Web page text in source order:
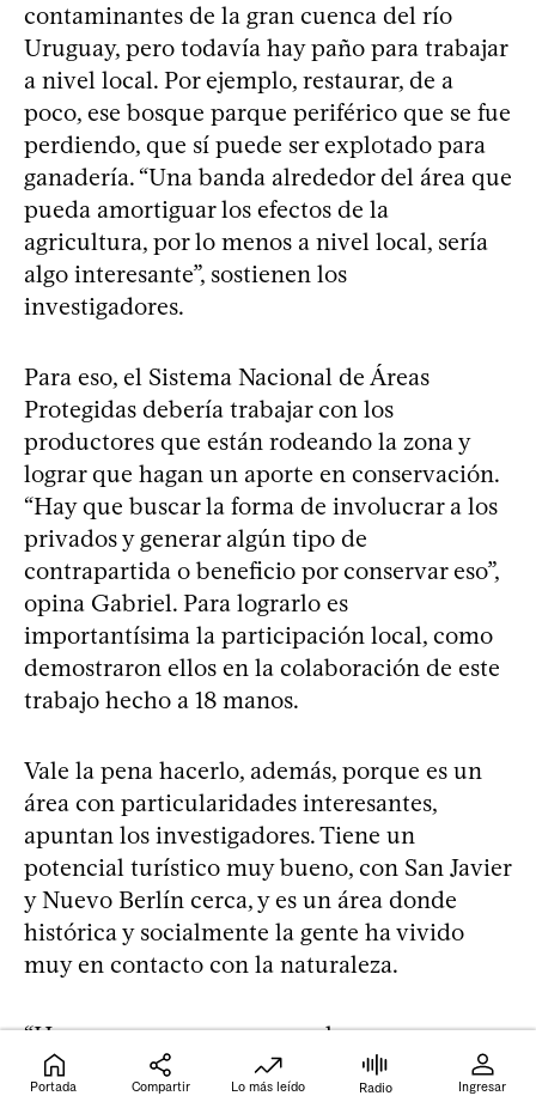
contaminantes de la gran cuenca del río
Uruguay, pero todavía hay paño para trabajar
a nivel local. Por ejemplo, restaurar, de a
poco, ese bosque parque periférico que se fue
perdiendo, que sí puede ser explotado para
ganadería. “Una banda alrededor del área que
pueda amortiguar los efectos de la
agricultura, por lo menos a nivel local, sería
algo interesante”, sostienen los
investigadores.
Para eso, el Sistema Nacional de Áreas
Protegidas debería trabajar con los
productores que están rodeando la zona y
lograr que hagan un aporte en conservación.
“Hay que buscar la forma de involucrar a los
privados y generar algún tipo de
contrapartida o beneficio por conservar eso”,
opina Gabriel. Para lograrlo es
importantísima la participación local, como
demostraron ellos en la colaboración de este
trabajo hecho a 18 manos.
Vale la pena hacerlo, además, porque es un
área con particularidades interesantes,
apuntan los investigadores. Tiene un
potencial turístico muy bueno, con San Javier
y Nuevo Berlín cerca, y es un área donde
histórica y socialmente la gente ha vivido
muy en contacto con la naturaleza.
“Hay que empezar por eso y luego pensar en
lo global, en qué sistema agrícola queremos
para el futuro. Preguntarnos: ¿yo, como
Portada Compartir Lo más leído Radio Ingresar